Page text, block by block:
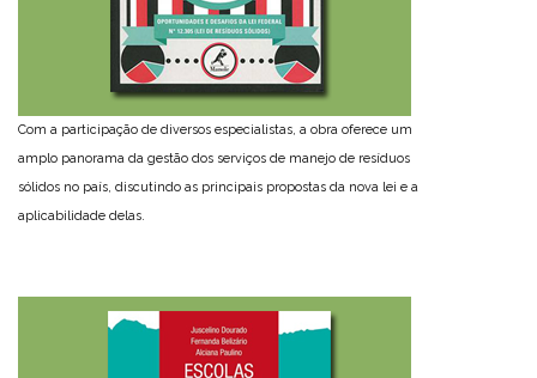
Com a participação de diversos especialistas, a obra oferece um
amplo panorama da gestão dos serviços de manejo de resíduos
sólidos no país, discutindo as principais propostas da nova lei e a
aplicabilidade delas.